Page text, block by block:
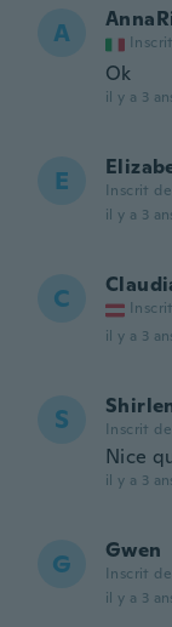
A
Ok
il y a 3
E Inscrit
il y a 3
C
il y a 3
S Inscrit
Nice
il y a 3
G Gwen
Inscrit
il y a 3